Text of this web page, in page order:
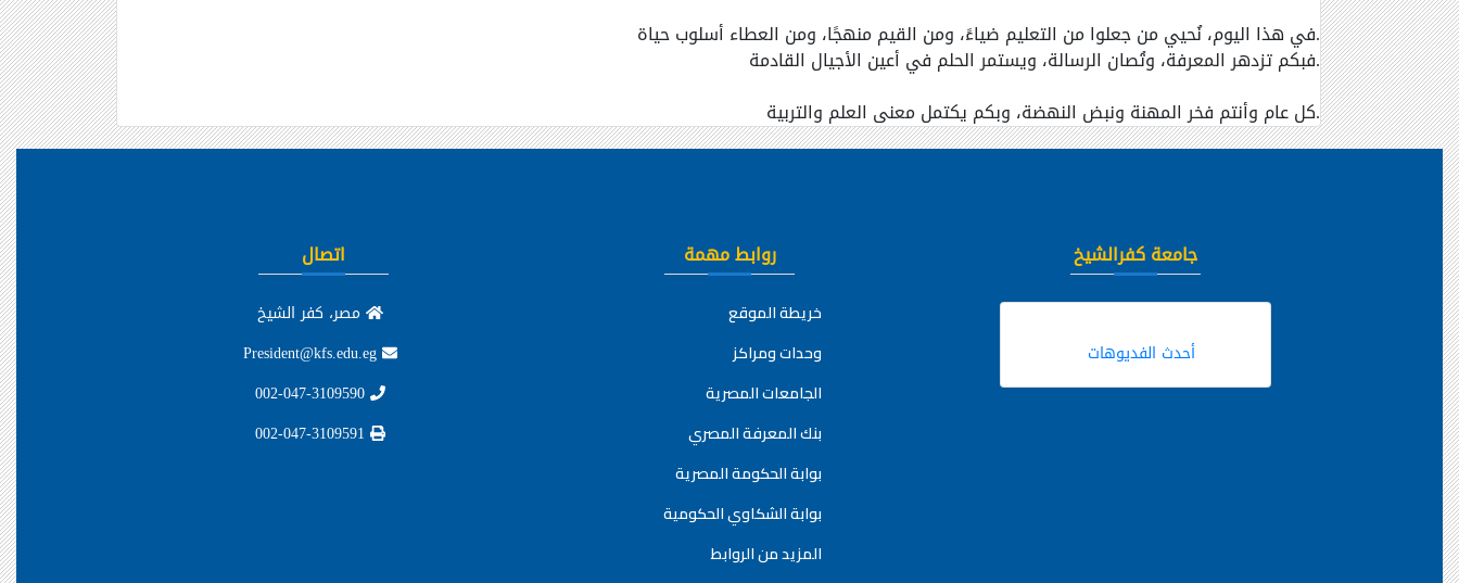
في هذا اليوم، نُحيي من جعلوا من التعليم ضياءً، ومن القيم منهجًا، ومن العطاء أسلوب حياة.
فبكم تزدهر المعرفة، وتُصان الرسالة، ويستمر الحلم في أعين الأجيال القادمة.
كل عام وأنتم فخر المهنة ونبض النهضة، وبكم يكتمل معنى العلم والتربية.
جامعة كفرالشيخ
أحدث الفديوهات
روابط مهمة
خريطة الموقع
وحدات ومراكز
الجامعات المصرية
بنك المعرفة المصري
بوابة الحكومة المصرية
بوابة الشكاوي الحكومية
المزيد من الروابط
اتصال
مصر، كفر الشيخ